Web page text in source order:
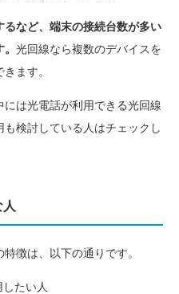
など、端末の接続台数が多い
光回線なら複数のデバイスを
ます。
は光電話が利用できる光回線
検討している人はチェックし
徴は、以下の通りです。
たい人